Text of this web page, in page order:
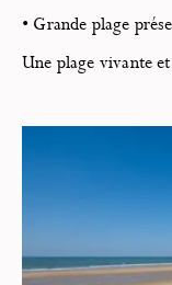
• Grande plage
Une plage vivante